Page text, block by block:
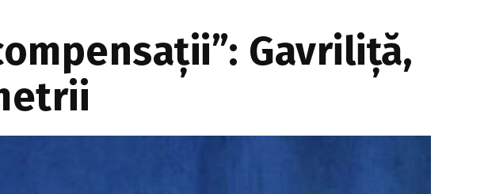
Gavriliță,